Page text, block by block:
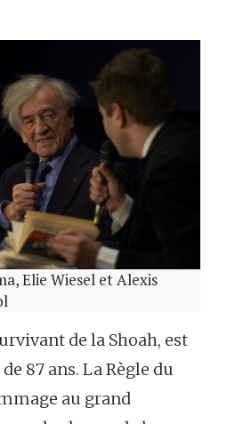
Elie Wiesel et Alexis
de la Shoah, est
87 ans. La Règle du
au grand